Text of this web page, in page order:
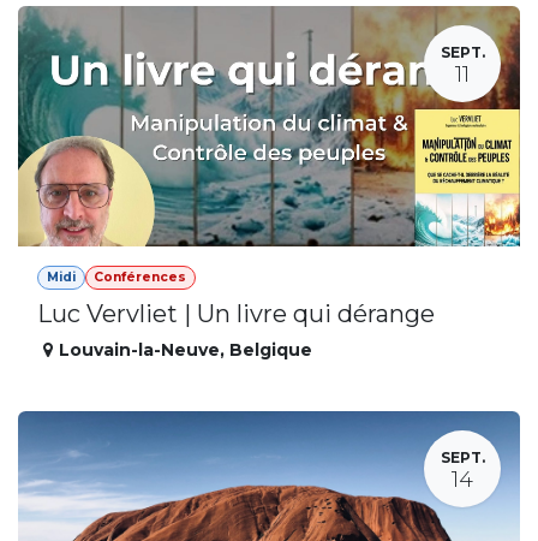
SEPT.
11
Midi Conférences
Luc Vervliet | Un livre qui dérange
Louvain-la-Neuve, Belgique
SEPT.
14